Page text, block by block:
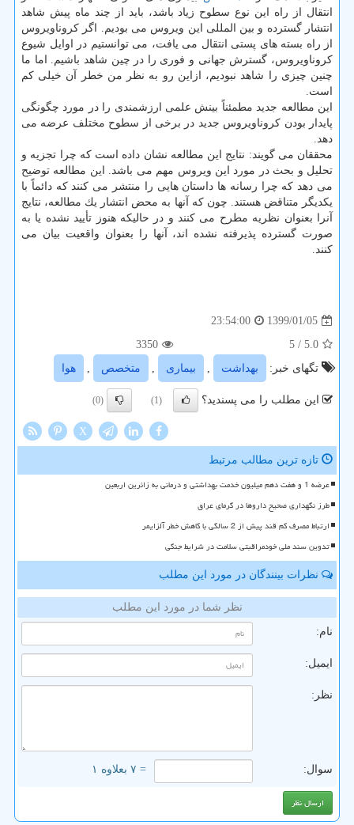
انتقال از راه این نوع سطوح زیاد باشد، باید از چند ماه پیش شاهد
انتشار گسترده و بین المللی این ویروس می بودیم. اگر كروناویروس
از راه بسته های پستی انتقال می یافت، می توانستیم در اوایل شیوع
كروناویروس، گسترش جهانی و فوری را در چین شاهد باشیم. اما ما
چنین چیزی را شاهد نبودیم، ازاین رو به نظر من خطر آن خیلی كم
است.
این مطالعه جدید مطمئناً بینش علمی ارزشمندی را در مورد چگونگی
پایدار بودن كروناویروس جدید در برخی از سطوح مختلف عرضه می
دهد.
محققان می گویند: نتایج این مطالعه نشان داده است كه چرا تجزیه و
تحلیل و بحث در مورد این ویروس مهم می باشد. این مطالعه توضیح
می دهد كه چرا رسانه ها داستان هایی را منتشر می كنند كه دائماً با
یكدیگر متناقض هستند. چون كه آنها به محض انتشار یك مطالعه، نتایج
آنرا بعنوان نظریه مطرح می كنند و در حالیكه هنوز تأیید نشده یا به
صورت گسترده پذیرفته نشده اند، آنها را بعنوان واقعیت بیان می
كنند.
1399/01/05
23:54:00
5.0
/ 5
3350
تگهای خبر:
بهداشت , بیماری , متخصص , هوا
این مطلب را می پسندید؟ (1)
(0)
X
تازه ترین مطالب مرتبط
عرضه 1 و هفت دهم میلیون خدمت بهداشتی و درمانی به زائرین اربعین
طرز نگهداری صحیح داروها در گرمای عراق
ارتباط مصرف کم قند پیش از 2 سالگی با کاهش خطر آلزایمر
تدوین سند ملی خودمراقبتی سلامت در شرایط جنگی
نظرات بینندگان در مورد این مطلب
نظر شما در مورد این مطلب
نام:
ایمیل:
نظر:
سوال: = ۷ بعلاوه ۱